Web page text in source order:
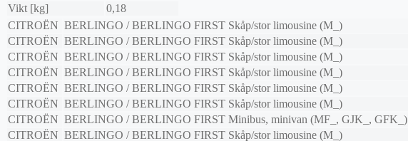
Vikt [kg]
0,18
CITROËN BERLINGO / BERLINGO FIRST Skåp/stor limousine (M_)
CITROËN BERLINGO / BERLINGO FIRST Skåp/stor limousine (M_)
CITROËN BERLINGO / BERLINGO FIRST Skåp/stor limousine (M_)
CITROËN BERLINGO / BERLINGO FIRST Skåp/stor limousine (M_)
CITROËN BERLINGO / BERLINGO FIRST Skåp/stor limousine (M_)
CITROËN BERLINGO / BERLINGO FIRST Skåp/stor limousine (M_)
CITROËN BERLINGO / BERLINGO FIRST Minibus, minivan (MF_, GJK_, GFK_)
CITROËN BERLINGO / BERLINGO FIRST Skåp/stor limousine (M_)